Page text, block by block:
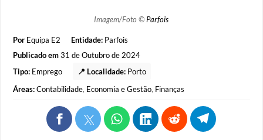
Imagem/Foto ©Parfois
Por Equipa E2 Entidade: Parfois
Publicado em31 de Outubro de 2024
Tipo: Emprego 📍 Localidade: Porto
Áreas: Contabilidade, Economia e Gestão, Finanças